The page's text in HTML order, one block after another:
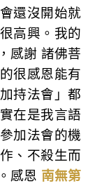
還沒開始就
高興。我的
感謝 諸佛菩
很感恩能有
持法會」都
在是我言語
加法會的機
、不殺生而
感恩 南無第